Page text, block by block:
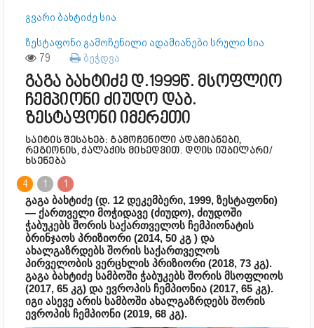
გვარი ბახტიძე სია
ზესტაფონი გამოჩენილი ადამიანები სრული სია
79 ბეჭდვა
გაგა ბახტიძე დ.1999წ. მსოფლიო
ჩემპიონი ძიუდო დაბ.
ზესტაფონი იმერეთი
საიტის შესახებ: გამოჩენილი ადამიანები,
რეგიონის, ქალაქის მიხედვით. დღის იუბილარი/
ხსენება
4 1 1
გაგა ბახტიძე (დ. 12 დეკემბერი, 1999, ზესტაფონი)
— ქართველი მოჭიდავე (ძიუდო), ძიუდოში
ჭაბუკებს შორის საქართველოს ჩემპიონატის
ბრინჯაოს პრიზიორი (2014, 50 კგ ) და
ახალგაზრდებს შორის საქართველოს
პირველობის ვერცხლის პრიზიორი (2018, 73 კგ).
გაგა ბახტიძე სამბოში ჭაბუკებს შორის მსოფლიოს
(2017, 65 კგ) და ევროპის ჩემპიონია (2017, 65 კგ).
იგი ასევე არის სამბოში ახალგაზრდებს შორის
ევროპის ჩემპიონი (2019, 68 კგ).